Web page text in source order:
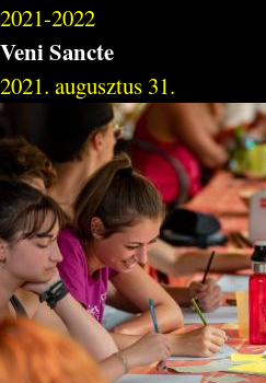
2021-2022
Veni Sancte
2021. augusztus 31.